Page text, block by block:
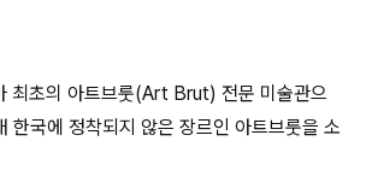
최초의 아트브룻(Art Brut) 전문 미술관으
한국에 정착되지 않은 장르인 아트브룻을 소